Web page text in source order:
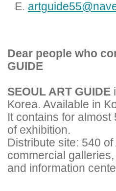
E.
Dear people who
GUIDE
SEOUL ART GUIDE
Korea. Available in
It contains for
of exhibition.
Distribute site: 540
commercial galleries,
and information